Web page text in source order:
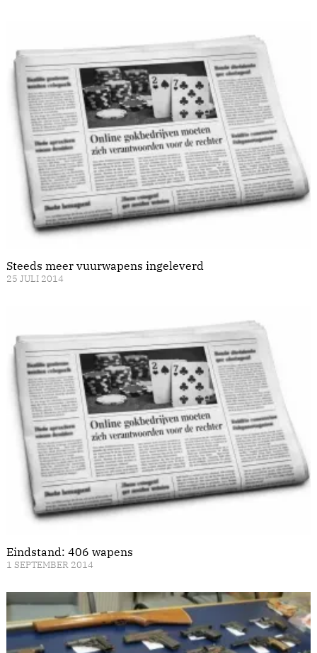
Steeds meer vuurwapens ingeleverd
25 JULI 2014
Eindstand: 406 wapens
1 SEPTEMBER 2014